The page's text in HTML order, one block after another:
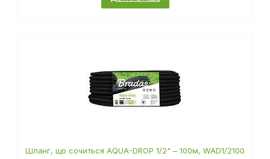
Шланг, що сочиться AQUA-DROP 1/2" – 100м, WAD1/2100